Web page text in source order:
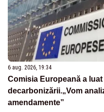
6 aug. 2026, 19:34
Comisia Europeană a
decarbonizării.„Vom
amendamente”